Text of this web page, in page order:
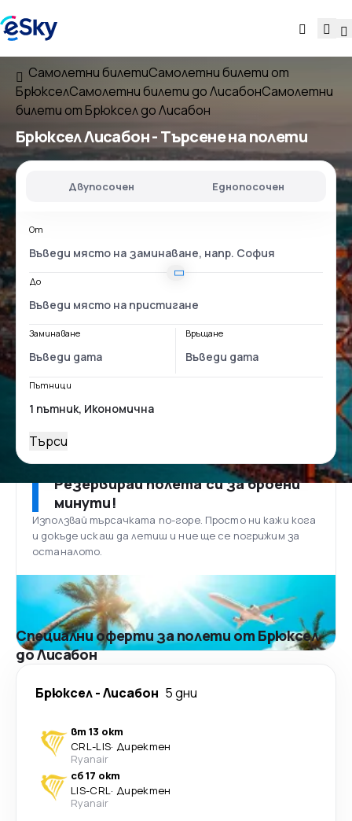
Самолетни билетиСамолетни билети от
БрюкселСамолетни билети до ЛисабонСамолетни
билети от Брюксел до Лисабон
Брюксел Лисабон- Търсене на полети
Двупосочен Еднопосочен
От
До
Заминаване Връщане
Пътници
Търси
Резервирай полета си за броени
минути!
Използвай търсачката по-горе. Просто ни кажи кога
и докъде искаш да летиш и ние ще се погрижим за
останалото.
Специални оферти за полети от Брюксел
до Лисабон
Брюксел-Лисабон 5 дни
вт 13 окт
CRL-LIS· Директен
Ryanair
сб 17 окт
LIS-CRL· Директен
Ryanair